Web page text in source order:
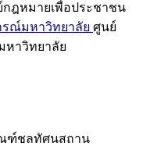
กฎหมายเพื่อประชาชน
รณ์มหาวิทยาลัย ศูนย์
หาวิทยาลัย
ฑ์ชลทัศนสถาน